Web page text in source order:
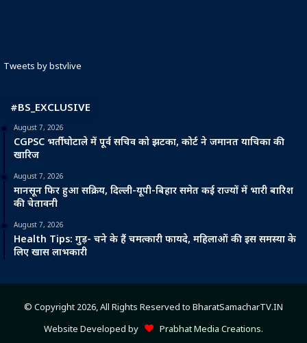
Tweets by bstvlive
#BS_EXCLUSIVE
August 7, 2026
CGPSC भर्ती घोटाले में पूर्व सचिव को झटका, कोर्ट ने जमानत याचिका की
खारिज
August 7, 2026
मानसून फिर हुआ सक्रिय, दिल्ली-यूपी-बिहार समेत कई राज्यों में भारी बारिश
की चेतावनी
August 7, 2026
Health Tips: गुड़- चने के हैं चमत्कारी फायदे, महिलाओं की इस समस्या के
लिए खास लाभकारी
© Copyright 2026, All Rights Reserved to BharatSamacharTV.IN
Website Developed by
Prabhat Media Creations.